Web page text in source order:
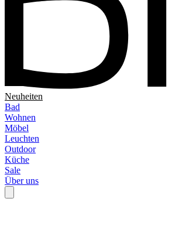
Neuheiten
Bad
Wohnen
Möbel
Leuchten
Outdoor
Küche
Sale
Über uns